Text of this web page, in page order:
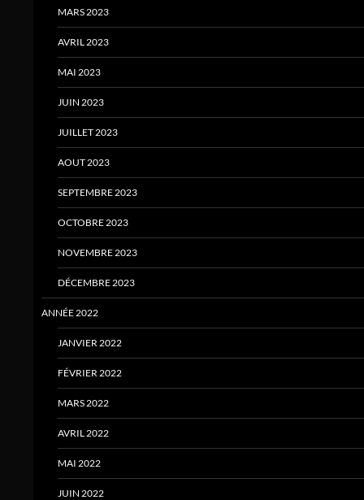
MARS 2023
AVRIL 2023
MAI 2023
JUIN 2023
JUILLET 2023
AOUT 2023
SEPTEMBRE 2023
OCTOBRE 2023
NOVEMBRE 2023
DÉCEMBRE 2023
ANNÉE 2022
JANVIER 2022
FÉVRIER 2022
MARS 2022
AVRIL 2022
MAI 2022
JUIN 2022